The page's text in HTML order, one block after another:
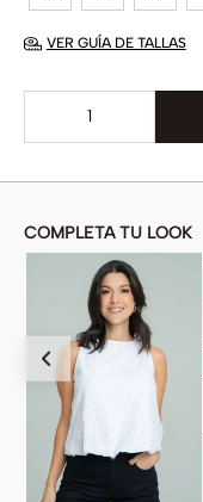
VER GUÍA DE TALLAS
COMPLETA TU LOOK